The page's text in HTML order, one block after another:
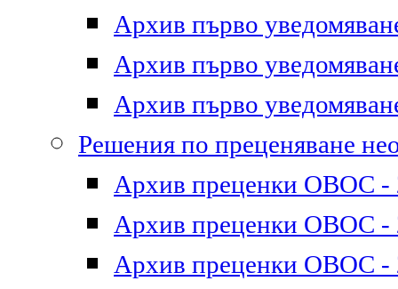
Архив първо
Архив първо
Архив първо
Решения по преценяване
Архив преценки ОВОС -
Архив преценки ОВОС -
Архив преценки ОВОС -